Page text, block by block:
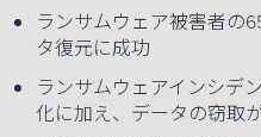
ランサムウェア被害者の
タ復元に成功
ランサムウェアインシデ
化に加え、データの窃取